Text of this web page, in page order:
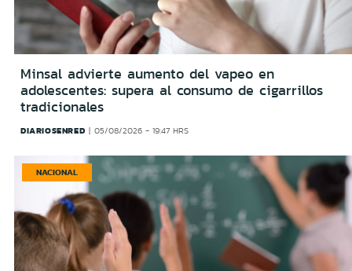
Minsal advierte aumento del vapeo en
adolescentes: supera al consumo de cigarrillos
tradicionales
DIARIOSENRED 05/08/2026 - 19:47 HRS
NACIONAL